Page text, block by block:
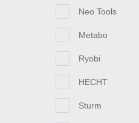
Neo Tools
Metabo
Ryobi
HECHT
Sturm